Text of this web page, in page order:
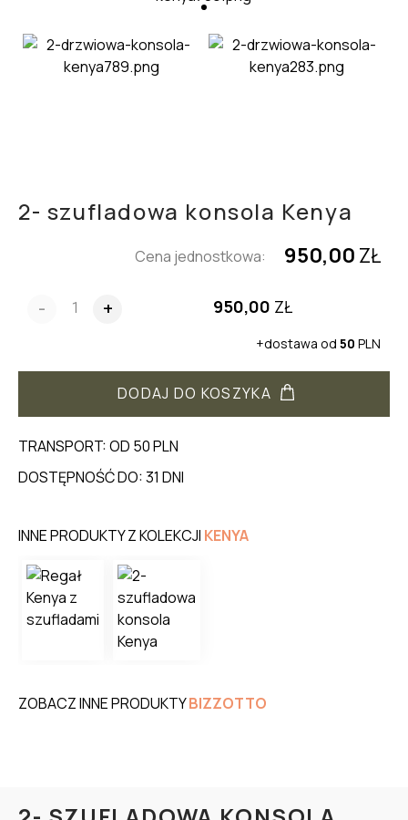
2- szufladowa konsola Kenya
Cena jednostkowa: 950,00 ZŁ
- + 950,00 ZŁ
+dostawa od 50 PLN
DODAJ DO KOSZYKA
TRANSPORT: OD 50 PLN
DOSTĘPNOŚĆ DO: 31 DNI
INNE PRODUKTY Z KOLEKCJI KENYA
ZOBACZ INNE PRODUKTYBIZZOTTO